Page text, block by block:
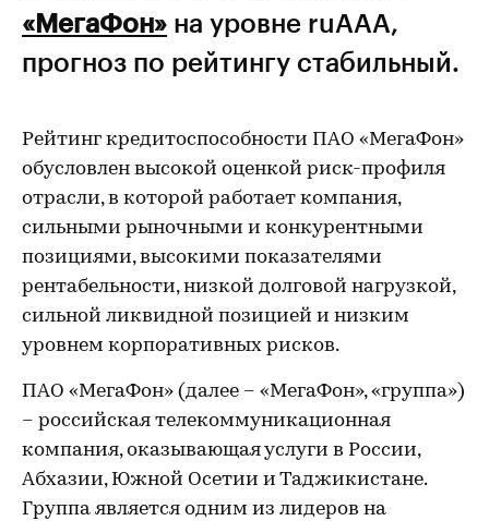
«МегаФон» на уровне ruAАА,
прогноз по рейтингу стабильный.
Рейтинг кредитоспособности ПАО «МегаФон»
обусловлен высокой оценкой риск-профиля
отрасли, в которой работает компания,
сильными рыночными и конкурентными
позициями, высокими показателями
рентабельности, низкой долговой нагрузкой,
сильной ликвидной позицией и низким
уровнем корпоративных рисков.
ПАО «МегаФон» (далее – «МегаФон», «группа»)
– российская телекоммуникационная
компания, оказывающая услуги в России,
Абхазии, Южной Осетии и Таджикистане.
Группа является одним из лидеров на